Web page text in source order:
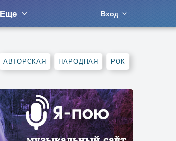
Еще Вход
АВТОРСКАЯ НАРОДНАЯ РОК